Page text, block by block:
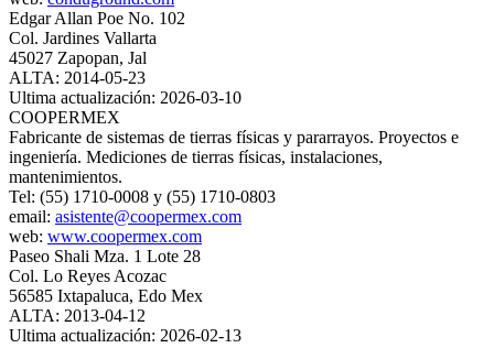
Edgar Allan Poe No. 102
Col. Jardines Vallarta
45027 Zapopan, Jal
ALTA: 2014-05-23
Ultima actualización: 2026-03-10
COOPERMEX
Fabricante de sistemas de tierras físicas y pararrayos. Proyectos e
ingeniería. Mediciones de tierras físicas, instalaciones,
mantenimientos.
Tel: (55) 1710-0008 y (55) 1710-0803
email: asistente@coopermex.com
web: www.coopermex.com
Paseo Shali Mza. 1 Lote 28
Col. Lo Reyes Acozac
56585 Ixtapaluca, Edo Mex
ALTA: 2013-04-12
Ultima actualización: 2026-02-13